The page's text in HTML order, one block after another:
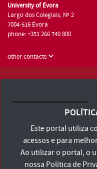
University of Évora
Largo dos Colegiais, Nº 2
7004-516 Évora
phone: +351 266 740 800
other contacts
Terms and
Este portal utiliza
acessos e para
Ao utilizar o portal, o
nossa Política de